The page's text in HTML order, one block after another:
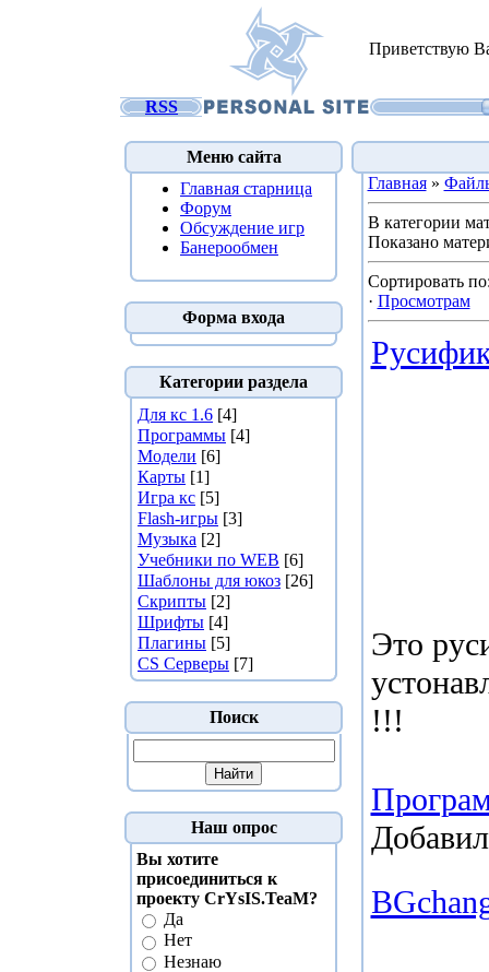
Приветствую
RSS
Меню сайта
Главная старница
Форум
Обсуждение игр
Банерообмен
Форма входа
Категории раздела
Для кс 1.6 [4]
Программы [4]
Модели [6]
Карты [1]
Игра кс [5]
Flash-игры [3]
Музыка [2]
Учебники по WEB [6]
Шаблоны для юкоз [26]
Скрипты [2]
Шрифты [4]
Плагины [5]
CS Серверы [7]
Поиск
Наш опрос
Вы хотите
присоединиться к
проекту CrYsIS.TeaM?
Да
Нет
Незнаю
Главная»
В категории
Показано
Сортировать по
· Просмотрам
Это
!!!